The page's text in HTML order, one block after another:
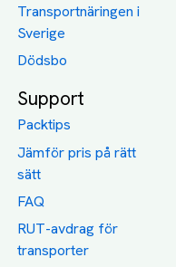
Transportnäringen i
Sverige
Dödsbo
Support
Packtips
Jämför pris på rätt
sätt
FAQ
RUT-avdrag för
transporter